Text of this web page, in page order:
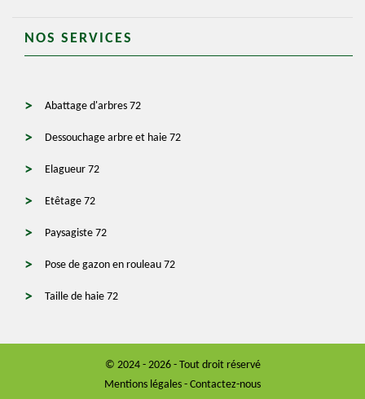
NOS SERVICES
Abattage d'arbres 72
Dessouchage arbre et haie 72
Elagueur 72
Etêtage 72
Paysagiste 72
Pose de gazon en rouleau 72
Taille de haie 72
© 2024 - 2026 - Tout droit réservé
Mentions légales - Contactez-nous